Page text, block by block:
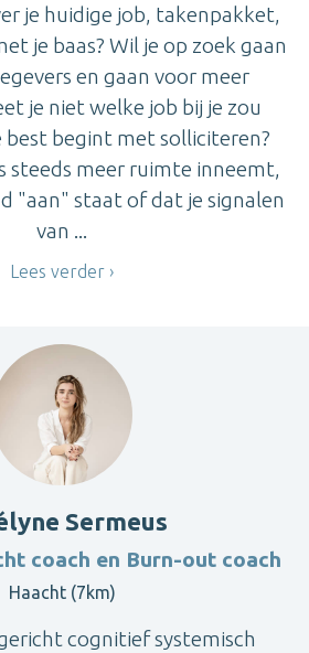
je huidige job, takenpakket,
je baas? Wil je op zoek gaan
en gaan voor meer
je niet welke job bij je zou
best begint met solliciteren?
steeds meer ruimte inneemt,
"aan" staat of dat je signalen
van ...
Lees verder
Sermeus
coach en Burn-out coach
Haacht (7km)
cognitief systemisch